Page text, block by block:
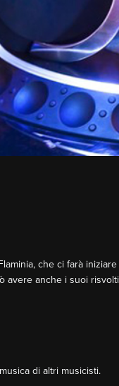
che ci farà
avere anche i suoi
di altri musicisti.